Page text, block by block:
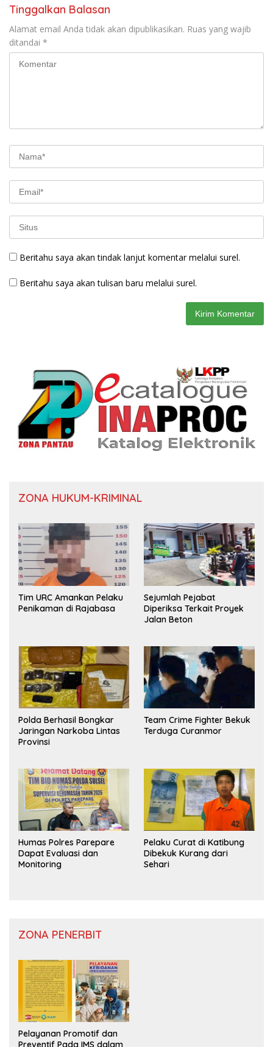
Tinggalkan Balasan
Alamat email Anda tidak akan dipublikasikan. Ruas yang wajib
ditandai *
Beritahu saya akan tindak lanjut komentar melalui surel.
Beritahu saya akan tulisan baru melalui surel.
ZONA HUKUM-KRIMINAL
Tim URC Amankan Pelaku
Penikaman di Rajabasa
Sejumlah Pejabat
Diperiksa Terkait Proyek
Jalan Beton
Polda Berhasil Bongkar
Jaringan Narkoba Lintas
Provinsi
Team Crime Fighter Bekuk
Terduga Curanmor
Humas Polres Parepare
Dapat Evaluasi dan
Monitoring
Pelaku Curat di Katibung
Dibekuk Kurang dari
Sehari
ZONA PENERBIT
Pelayanan Promotif dan
Preventif Pada IMS dalam